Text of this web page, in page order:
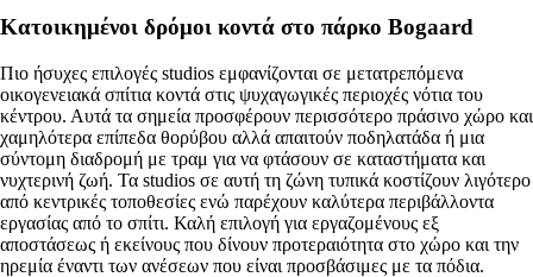
Κατοικημένοι δρόμοι κοντά στο πάρκο Bogaard
Πιο ήσυχες επιλογές studios εμφανίζονται σε μετατρεπόμενα
οικογενειακά σπίτια κοντά στις ψυχαγωγικές περιοχές νότια του
κέντρου. Αυτά τα σημεία προσφέρουν περισσότερο πράσινο χώρο και
χαμηλότερα επίπεδα θορύβου αλλά απαιτούν ποδηλατάδα ή μια
σύντομη διαδρομή με τραμ για να φτάσουν σε καταστήματα και
νυχτερινή ζωή. Τα studios σε αυτή τη ζώνη τυπικά κοστίζουν λιγότερο
από κεντρικές τοποθεσίες ενώ παρέχουν καλύτερα περιβάλλοντα
εργασίας από το σπίτι. Καλή επιλογή για εργαζομένους εξ
αποστάσεως ή εκείνους που δίνουν προτεραιότητα στο χώρο και την
ηρεμία έναντι των ανέσεων που είναι προσβάσιμες με τα πόδια.